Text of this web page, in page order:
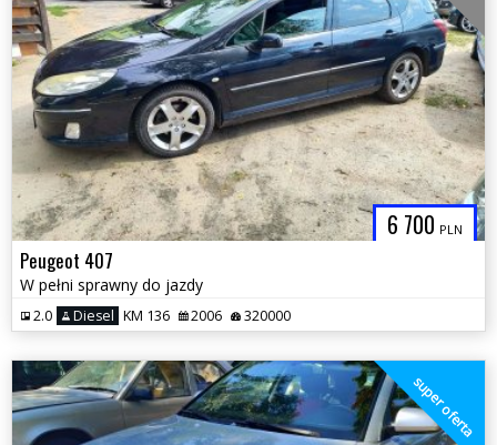
6 700 PLN
Peugeot 407
W pełni sprawny do jazdy
2.0 Diesel KM 136 2006 320000
super oferta